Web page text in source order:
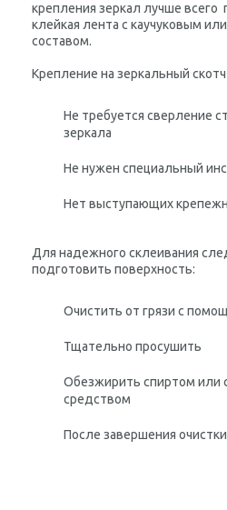
крепления зеркал лучше всего
клейкая лента с каучуковым
составом.
Крепление на зеркальный
Не требуется сверление
зеркала
Не нужен специальный
Нет выступающих
Для надежного склеивания
подготовить поверхность:
Очистить от грязи с
Тщательно просушить
Обезжирить спиртом или
средством
После завершения